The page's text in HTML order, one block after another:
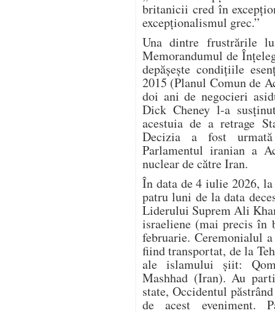
britanicii cred în
excepționalismul grec.”
Una dintre frustrările
Memorandumul de
depășește condițiile
2015 (Planul Comun de
doi ani de negocieri
Dick Cheney l-a
acestuia de a retrage
Decizia a fost
Parlamentul iranian a
nuclear de către Iran.
În data de 4 iulie 2026,
patru luni de la data
Liderului Suprem Ali
israeliene (mai precis în
februarie. Ceremonialul
fiind transportat, de la
ale islamului șiit:
Mashhad (Iran). Au
state, Occidentul
de acest eveniment.